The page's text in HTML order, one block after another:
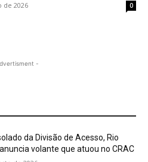
de 2026 0
-
da Divisão de Acesso, Rio
volante que atuou no CRAC